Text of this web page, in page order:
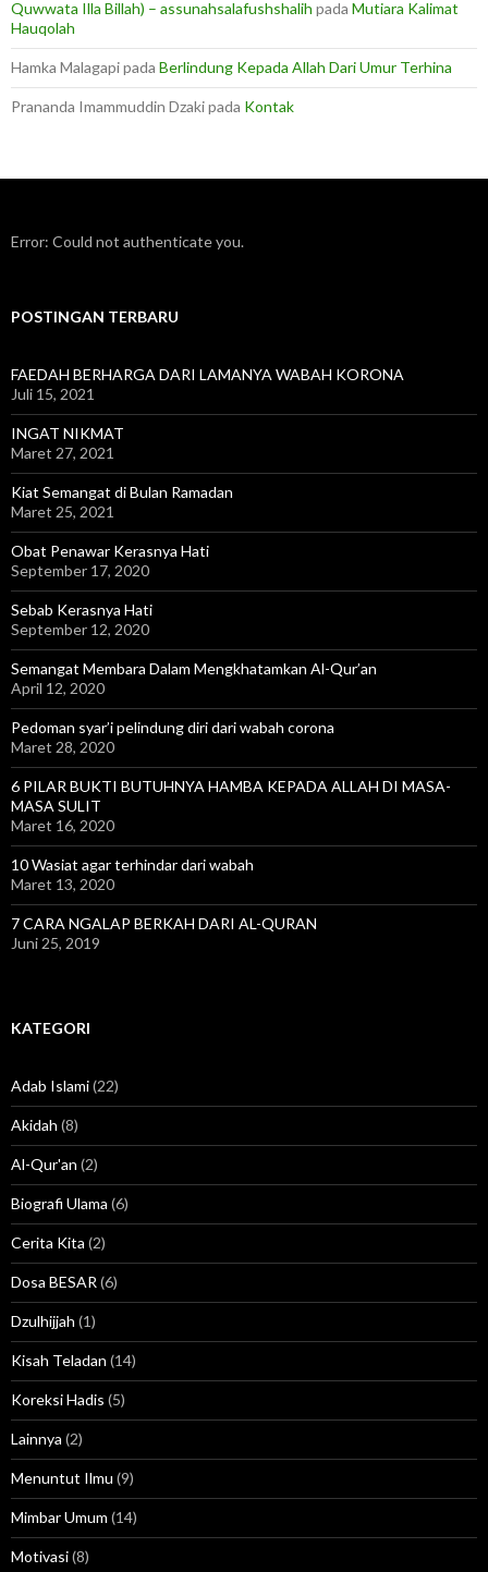
Quwwata Illa Billah) – assunahsalafushshalih pada Mutiara Kalimat
Hauqolah
Hamka Malagapipada Berlindung Kepada Allah Dari Umur Terhina
Prananda Imammuddin Dzakipada Kontak
Error: Could not authenticate you.
POSTINGAN TERBARU
FAEDAH BERHARGA DARI LAMANYA WABAH KORONA
Juli 15, 2021
INGAT NIKMAT
Maret 27, 2021
Kiat Semangat di Bulan Ramadan
Maret 25, 2021
Obat Penawar Kerasnya Hati
September 17, 2020
Sebab Kerasnya Hati
September 12, 2020
Semangat Membara Dalam Mengkhatamkan Al-Qur’an
April 12, 2020
Pedoman syar’i pelindung diri dari wabah corona
Maret 28, 2020
6 PILAR BUKTI BUTUHNYA HAMBA KEPADA ALLAH DI MASA-
MASA SULIT
Maret 16, 2020
10 Wasiat agar terhindar dari wabah
Maret 13, 2020
7 CARA NGALAP BERKAH DARI AL-QURAN
Juni 25, 2019
KATEGORI
Adab Islami(22)
Akidah (8)
Al-Qur'an (2)
Biografi Ulama (6)
Cerita Kita (2)
Dosa BESAR(6)
Dzulhijjah (1)
Kisah Teladan (14)
Koreksi Hadis (5)
Lainnya (2)
Menuntut Ilmu (9)
Mimbar Umum (14)
Motivasi(8)